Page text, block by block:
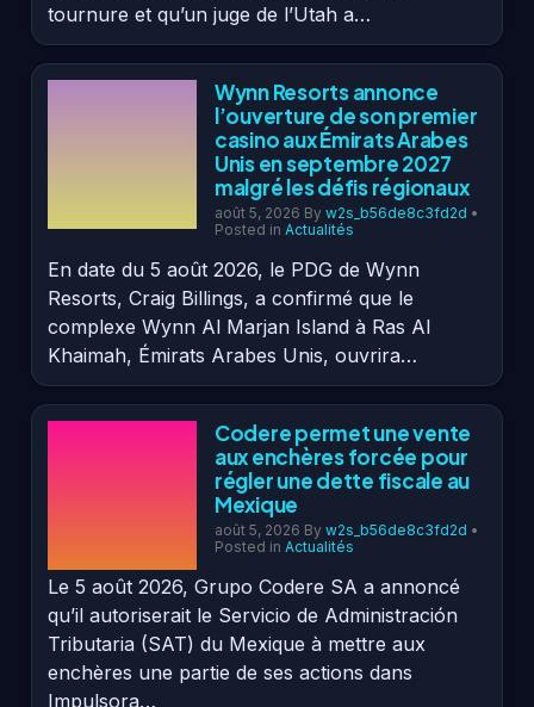
tournure et qu’un juge de l’Utah a…
Wynn Resorts annonce
l’ouverture de son premier
casino aux Émirats Arabes
Unis en septembre 2027
malgré les défis régionaux
août 5, 2026 By w2s_b56de8c3fd2d •
Posted in Actualités
En date du 5 août 2026, le PDG de Wynn
Resorts, Craig Billings, a confirmé que le
complexe Wynn Al Marjan Island à Ras Al
Khaimah, Émirats Arabes Unis, ouvrira…
Codere permet une vente
aux enchères forcée pour
régler une dette fiscale au
Mexique
août 5, 2026 By w2s_b56de8c3fd2d •
Posted in Actualités
Le 5 août 2026, Grupo Codere SA a annoncé
qu’il autoriserait le Servicio de Administración
Tributaria (SAT) du Mexique à mettre aux
enchères une partie de ses actions dans
Impulsora…